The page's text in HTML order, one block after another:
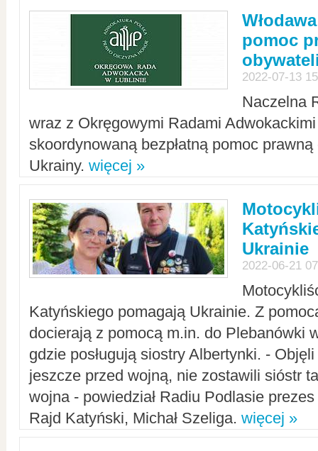
pomoc
2022-07-13
Naczelna
wraz z Okręgowymi Radami Adwokackimi
skoordynowaną bezpłatną pomoc
Ukrainy. więcej »
Ukrainie
2022-06-21
Katyńskiego pomagają Ukrainie. Z
docierają z pomocą m.in. do Plebanówki
gdzie posługują siostry Albertynki. -
jeszcze przed wojną, nie zostawili sióstr
wojna - powiedział Radiu Podlasie
Rajd Katyński, Michał Szeliga. więcej »